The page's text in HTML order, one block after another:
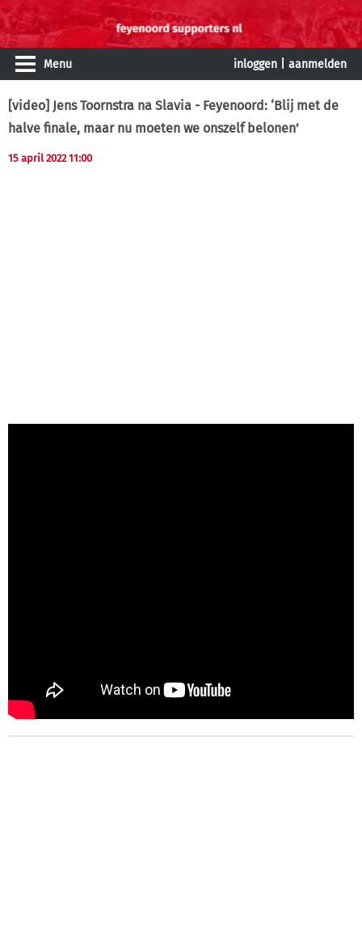
Menu inloggen aanmelden
[video] Jens Toornstra na Slavia - Feyenoord: ‘Blij met de
halve finale, maar nu moeten we onszelf belonen’
15 april 2022 11:00